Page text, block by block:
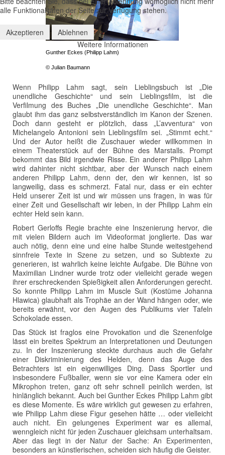
Gunther Eckes (Philipp Lahm)
© Julian Baumann
Wenn Philipp Lahm sagt, sein Lieblingsbuch ist „Die
unendliche Geschichte“ und sein Lieblingsfilm, ist die
Verfilmung des Buches „Die unendliche Geschichte“. Man
glaubt ihm das ganz selbstverständlich im Kanon der Szenen.
Doch dann gesteht er plötzlich, dass „L’avventura“ von
Michelangelo Antonioni sein Lieblingsfilm sei. „Stimmt echt.“
Und der Autor heißt die Zuschauer wieder willkommen in
einem Theaterstück auf der Bühne des Marstalls. Prompt
bekommt das Bild irgendwie Risse. Ein anderer Philipp Lahm
wird dahinter nicht sichtbar, aber der Wunsch nach einem
anderen Philipp Lahm, denn der, den wir kennen, ist so
langweilig, dass es schmerzt. Fatal nur, dass er ein echter
Held unserer Zeit ist und wir müssen uns fragen, in was für
einer Zeit und Gesellschaft wir leben, in der Philipp Lahm ein
echter Held sein kann.
Robert Gerloffs Regie brachte eine Inszenierung hervor, die
mit vielen Bildern auch im Videoformat jonglierte. Das war
auch nötig, denn eine und eine halbe Stunde weitestgehend
sinnfreie Texte in Szene zu setzen, und so Subtexte zu
generieren, ist wahrlich keine leichte Aufgabe. Die Bühne von
Maximilian Lindner wurde trotz oder vielleicht gerade wegen
ihrer erschreckenden Spießigkeit allen Anforderungen gerecht.
So konnte Philipp Lahm im Muscle Suit (Kostüme Johanna
Hlawica) glaubhaft als Trophäe an der Wand hängen oder, wie
bereits erwähnt, vor den Augen des Publikums vier Tafeln
Schokolade essen.
Das Stück ist fraglos eine Provokation und die Szenenfolge
lässt ein breites Spektrum an Interpretationen und Deutungen
zu. In der Inszenierung steckte durchaus auch die Gefahr
einer Diskriminierung des Helden, denn das Auge des
Betrachters ist ein eigenwilliges Ding. Dass Sportler und
insbesondere Fußballer, wenn sie vor eine Kamera oder ein
Mikrophon treten, ganz oft sehr schnell peinlich werden, ist
hinlänglich bekannt. Auch bei Gunther Eckes Philipp Lahm gibt
es diese Momente. Es wäre wirklich gut gewesen zu erfahren,
wie Philipp Lahm diese Figur gesehen hätte … oder vielleicht
auch nicht. Ein gelungenes Experiment war es allemal,
wenngleich nicht für jeden Zuschauer gleichsam unterhaltsam.
Aber das liegt in der Natur der Sache: An Experimenten,
besonders an künstlerischen, scheiden sich häufig die Geister.
alle Funktionalitäten der Seite zur Verfügung stehen.
Akzeptieren
Ablehnen
Weitere Informationen